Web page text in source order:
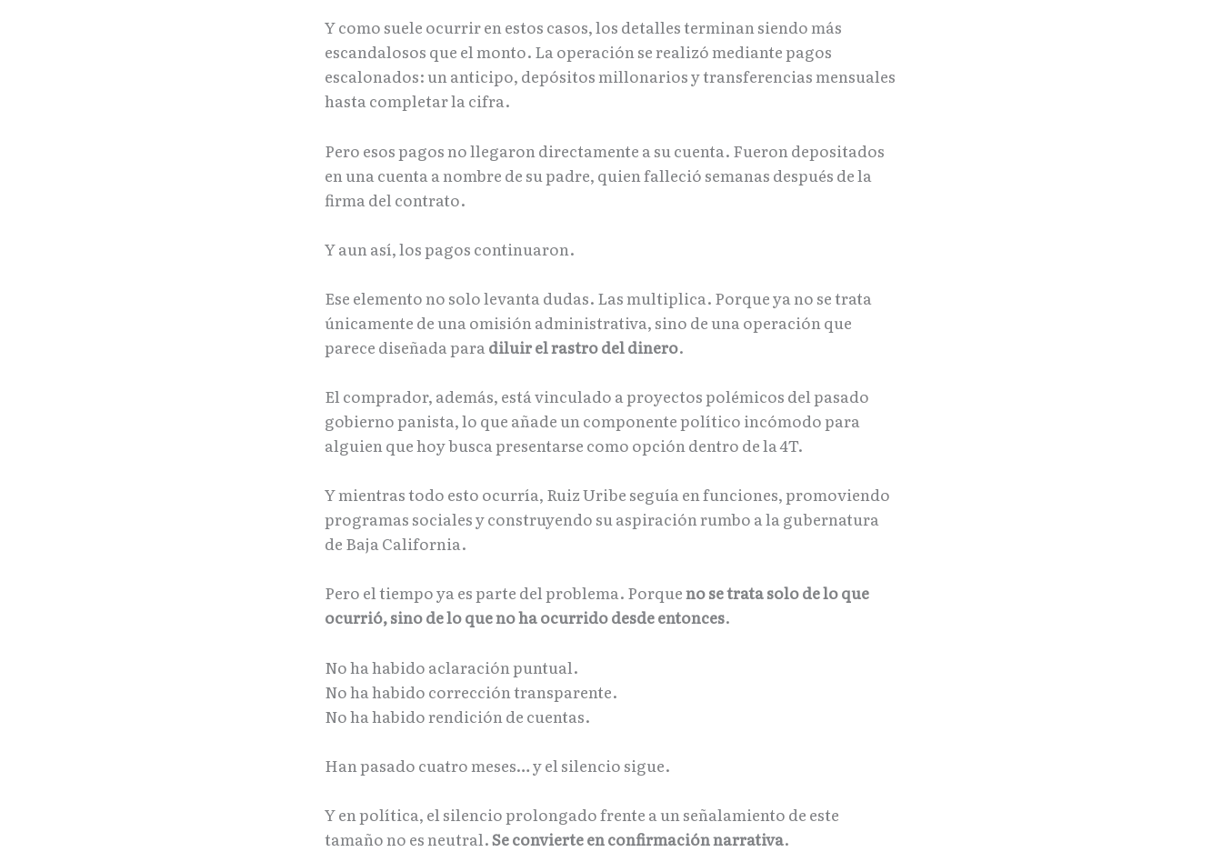
Y como suele ocurrir en estos casos, los detalles terminan siendo más
escandalosos que el monto. La operación se realizó mediante pagos
escalonados: un anticipo, depósitos millonarios y transferencias mensuales
hasta completar la cifra.
Pero esos pagos no llegaron directamente a su cuenta. Fueron depositados
en una cuenta a nombre de su padre, quien falleció semanas después de la
firma del contrato.
Y aun así, los pagos continuaron.
Ese elemento no solo levanta dudas. Las multiplica. Porque ya no se trata
únicamente de una omisión administrativa, sino de una operación que
parece diseñada para diluir el rastro del dinero.
El comprador, además, está vinculado a proyectos polémicos del pasado
gobierno panista, lo que añade un componente político incómodo para
alguien que hoy busca presentarse como opción dentro de la 4T.
Y mientras todo esto ocurría, Ruiz Uribe seguía en funciones, promoviendo
programas sociales y construyendo su aspiración rumbo a la gubernatura
de Baja California.
Pero el tiempo ya es parte del problema. Porqueno se trata solo de lo que
ocurrió, sino de lo que no ha ocurrido desde entonces.
No ha habido aclaración puntual.
No ha habido corrección transparente.
No ha habido rendición de cuentas.
Han pasado cuatro meses… y el silencio sigue.
Y en política, el silencio prolongado frente a un señalamiento de este
tamaño no es neutral.Se convierte en confirmación narrativa.